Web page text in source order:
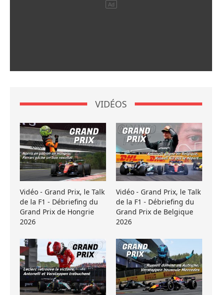
VIDÉOS
Vidéo - Grand Prix, le Talk
de la F1 - Débriefing du
Grand Prix de Hongrie
2026
Vidéo - Grand Prix, le Talk
de la F1 - Débriefing du
Grand Prix de Belgique
2026